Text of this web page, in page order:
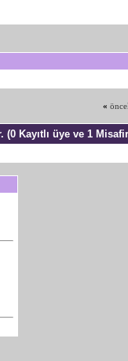
«
(0 Kayıtlı üye ve 1